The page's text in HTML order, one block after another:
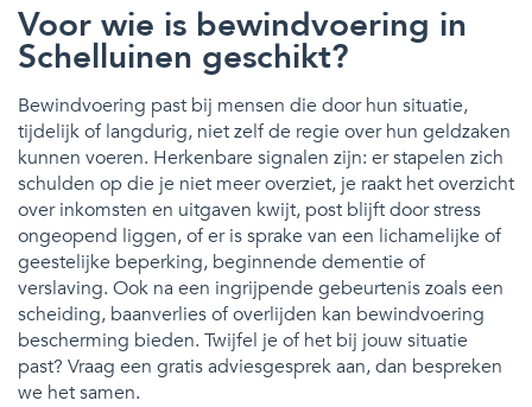
Voor wie is bewindvoering in
Schelluinen geschikt?
Bewindvoering past bij mensen die door hun situatie,
tijdelijk of langdurig, niet zelf de regie over hun geldzaken
kunnen voeren. Herkenbare signalen zijn: er stapelen zich
schulden op die je niet meer overziet, je raakt het overzicht
over inkomsten en uitgaven kwijt, post blijft door stress
ongeopend liggen, of er is sprake van een lichamelijke of
geestelijke beperking, beginnende dementie of
verslaving. Ook na een ingrijpende gebeurtenis zoals een
scheiding, baanverlies of overlijden kan bewindvoering
bescherming bieden. Twijfel je of het bij jouw situatie
past? Vraag een gratis adviesgesprek aan, dan bespreken
we het samen.